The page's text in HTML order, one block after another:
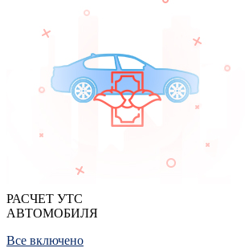
РАСЧЕТ УТС
АВТОМОБИЛЯ
Все включено